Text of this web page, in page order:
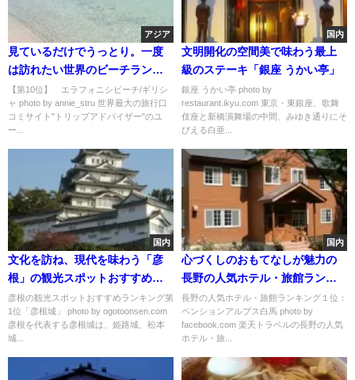
アジア
見ているだけでうっとり。一度
は訪れたい世界のビーチランキ
ングベスト10
【第10位】 エラフォニシビーチ/ギリシ
ャ photo by annie_stru 世界最大の旅行口
コミサイト"トリップアドバイザー"のユ
ー...
国内
文明開化の空間美で味わう最上
級のステーキ「銀座 うかい亭」
銀座 うかい亭 photo by
restaurant.ikyu.com 東京・東銀座、歌舞
伎座と新橋演舞場の中間、みゆき通りにそ
びえる白亜...
国内
文化を訪ね、現代を味わう「彦
根」の観光スポットおすすめラ
ンキング
彦根の観光スポットおすすめランキング第
1位「彦根城」 photo by ogotoonsen.com
彦根を代表する彦根城は、姫路城、松本
城...
国内
心づくしのおもてなしが魅力の
長野の人気ホテル・旅館ランキ
ング
長野の人気ホテル・旅館ランキング１位：
ペンションアルプス白馬 photo by
facebook.com 楽天トラベルの長野の人気
ホテル・旅...